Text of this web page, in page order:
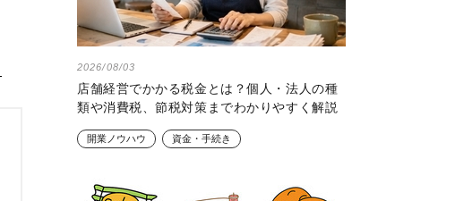
2026/08/03
店舗経営でかかる税金とは？個人・法人の種
類や消費税、節税対策までわかりやすく解説
開業ノウハウ 資金・手続き